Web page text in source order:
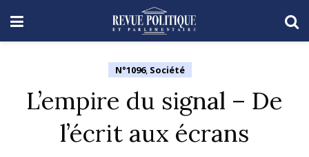
N°1096, Société
L’empire du signal – De
l’écrit aux écrans